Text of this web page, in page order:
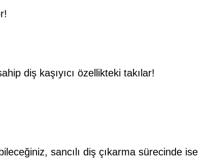
diş kaşıyıcı özellikteki takılar!
sancılı diş çıkarma sürecinde ise